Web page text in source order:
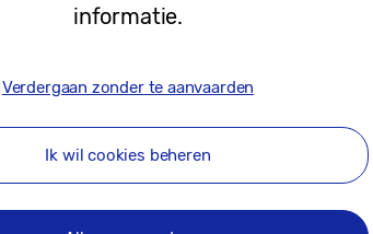
Persberichten
Verbeterde gezondheids- en
beschikbaar voor Galaxy Watch,
informatie.
Verdergaan zonder te aanvaarden
Ik wil cookies beheren